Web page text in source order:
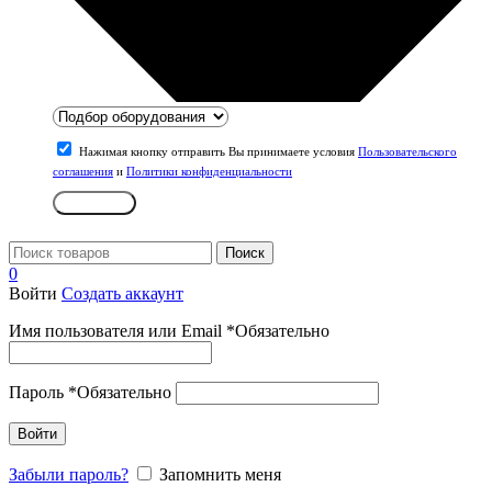
Нажимая кнопку отправить Вы принимаете условия Пользовательского
соглашения и Политики конфиденциальности
Поиск
0
Войти Создать аккаунт
Имя пользователя или Email *Обязательно
Пароль *Обязательно
Войти
Забыли пароль?
Запомнить меня